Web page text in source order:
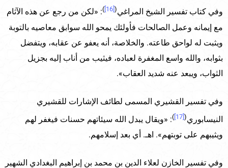
وفي كتاب تفسير الشيخ المراغي(
): «لكن من رجع عن هذه الآثام
مع إيمانه وعمل الصالحات فأولئك يمحو الله سوابق معاصيه بالتوبة
ويثبت له لواحق طاعته. والخلاصة، أنه يعفو عن عقابه، ويتفضل
بثوابه، والله واسع المغفرة لعباده، فيثيب من أناب إليه بجزيل
الثواب، ويبعد عنه شديد العقاب».
وفي تفسير القشيري المسمى لطائف الإشارات للقشيري
النيسابوري(
[17]
): «ويقال يبدل الله سيئاتهم حسنات فيغفر لهم
ويثيبهم على توبتهم». اهـ. أي بعد إسلامهم.
وفي تفسير الخازن لعلاء الدين بن محمد بن إبراهيم البغدادي الشهير